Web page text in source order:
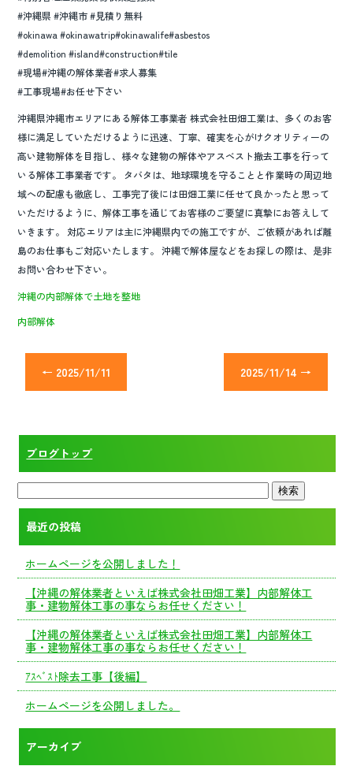
#沖縄県 #沖縄市 #見積り無料
#okinawa #okinawatrip#okinawalife#asbestos
#demolition #island#construction#tile
#現場#沖縄の解体業者#求人募集
#工事現場#お任せ下さい
沖縄県沖縄市エリアにある解体工事業者 株式会社田畑工業は、多くのお客
様に満足していただけるように迅速、丁寧、確実を心がけクオリティーの
高い建物解体を目指し、様々な建物の解体やアスベスト撤去工事を行って
いる解体工事業者です。 タバタは、地球環境を守ることと作業時の周辺地
域への配慮も徹底し、工事完了後には田畑工業に任せて良かったと思って
いただけるように、解体工事を通じてお客様のご要望に真摯にお答えして
いきます。 対応エリアは主に沖縄県内での施工ですが、ご依頼があれば離
島のお仕事もご対応いたします。 沖縄で解体屋などをお探しの際は、是非
お問い合わせ下さい。
沖縄の内部解体で土地を整地
内部解体
← 2025/11/11 2025/11/14 →
ブログトップ
最近の投稿
ホームページを公開しました！
【沖縄の解体業者といえば株式会社田畑工業】内部解体工
事・建物解体工事の事ならお任せください！
【沖縄の解体業者といえば株式会社田畑工業】内部解体工
事・建物解体工事の事ならお任せください！
ｱｽﾍﾞｽﾄ除去工事【後編】
ホームページを公開しました。
アーカイブ